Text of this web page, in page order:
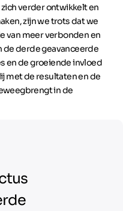
verder ontwikkelt en
zijn we trots dat we
van meer verbonden en
de derde geavanceerde
en de groeiende invloed
met de resultaten en de
in de